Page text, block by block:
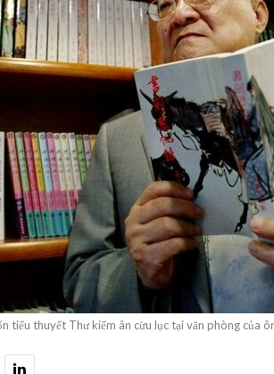
tiểu thuyết Thư kiếm ân cừu lục tại văn phòng của